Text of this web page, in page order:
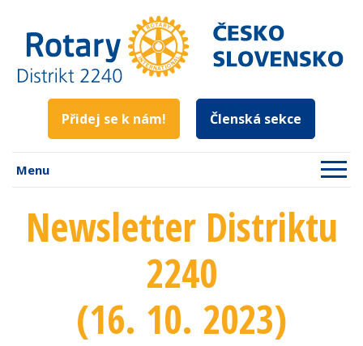
Přidej se k nám! Členská sekce
Menu
Newsletter Distriktu
2240
(16. 10. 2023)